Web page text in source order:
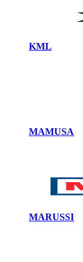
KML
MAMUSA
MARUSSI